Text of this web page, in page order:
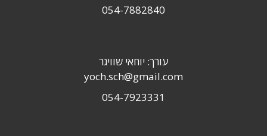
054-7882840
עורך: יוחאי שוויגר
yoch.sch@gmail.com
054-7923331